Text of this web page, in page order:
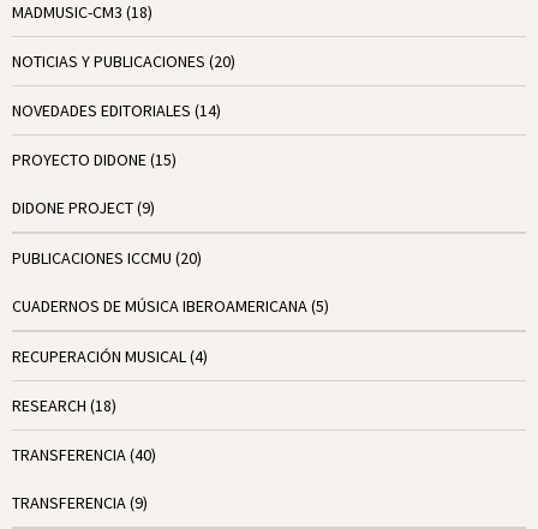
MADMUSIC-CM3 (18)
NOTICIAS Y PUBLICACIONES (20)
NOVEDADES EDITORIALES (14)
PROYECTO DIDONE(15)
DIDONE PROJECT(9)
PUBLICACIONES ICCMU (20)
CUADERNOS DE MÚSICA IBEROAMERICANA(5)
RECUPERACIÓN MUSICAL(4)
RESEARCH (18)
TRANSFERENCIA(40)
TRANSFERENCIA(9)